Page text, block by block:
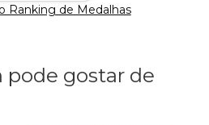
Ranking de Medalhas
gostar de